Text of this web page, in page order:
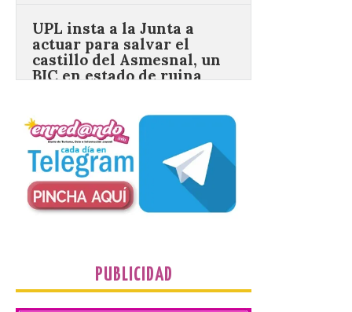
7 Ago 2026
desde 1949. Los
procuradores leonesistas
plantean que la Junta
contacte cuanto antes con los
propietarios para exigirles medidas
inmediatas que frenen el deterioro y el
riesgo de colapso. Los procuradores de
Unión del Pueblo […]
La Universidad de León
distribuye folletos con la
PUBLICIDAD